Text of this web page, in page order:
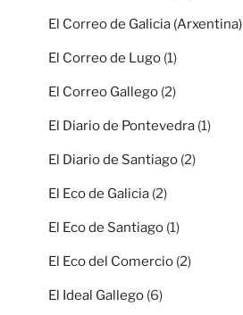
El Correo de Galicia (Arxentina)
El Correo de Lugo (1)
El Correo Gallego (2)
El Diario de Pontevedra (1)
El Diario de Santiago (2)
El Eco de Galicia (2)
El Eco de Santiago (1)
El Eco del Comercio (2)
El Ideal Gallego (6)